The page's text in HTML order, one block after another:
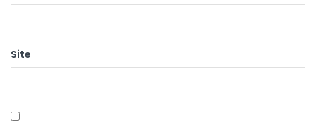
Site